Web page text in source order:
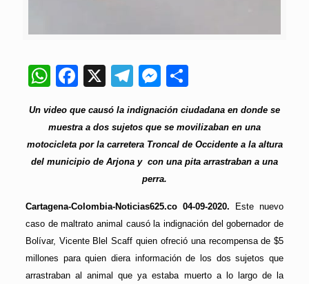
WhatsApp
Facebook
X Telegram
Messenger
Un video que causó la indignación ciudadana en donde se
muestra a dos sujetos que se movilizaban en una
motocicleta por la carretera Troncal de Occidente a la altura
del municipio de Arjona y con una pita arrastraban a una
perra.
Cartagena-Colombia-Noticias625.co 04-09-2020. Este nuevo
caso de maltrato animal causó la indignación del gobernador de
Bolívar, Vicente Blel Scaff quien ofreció una recompensa de $5
millones para quien diera información de los dos sujetos que
arrastraban al animal que ya estaba muerto a lo largo de la